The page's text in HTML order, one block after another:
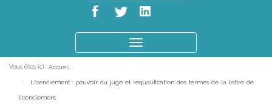
le
Vous êtes ici : Accueil
Licenciement : pouvoir du juge et requalification des termes de la lettre de
licenciement